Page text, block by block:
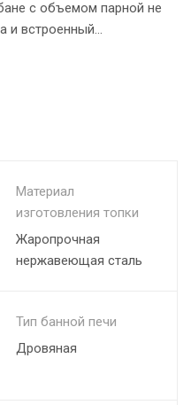
с объемом парной не
и встроенный
рамным стеклом подарит
более быструю ревизию
не используя
Материал
изготовления топки
Жаропрочная
нержавеющая сталь
Тип банной печи
Дровяная